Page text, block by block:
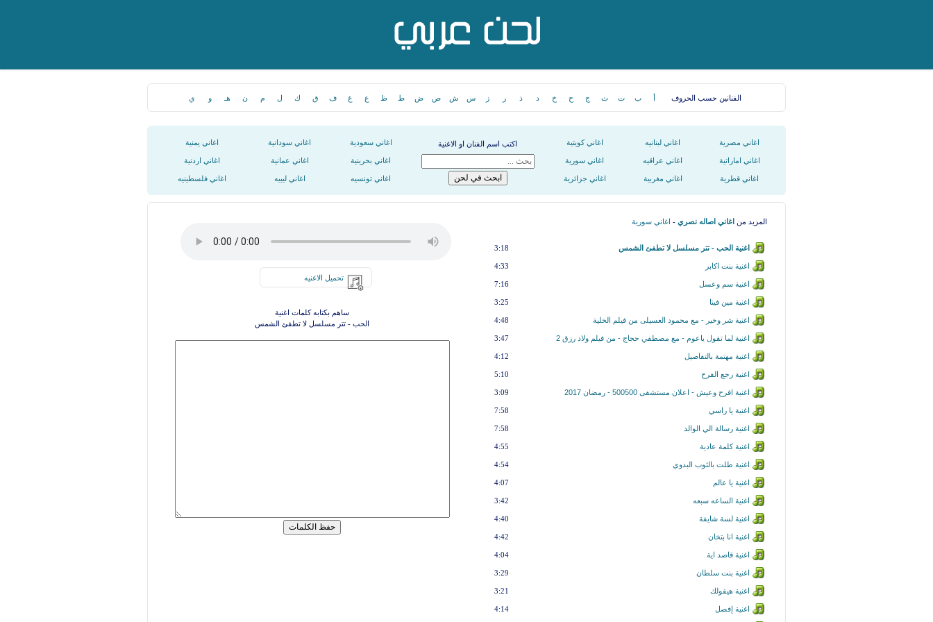
الفنانين حسب الحروف أ ب ت ث ج ح خ د ذ ر ز س ش ص ض ط ظ ع غ ف ق ك ل م ن هـ و ي
اغاني مصرية اغاني لبنانيه اغاني كويتية اكتب اسم الفنان او الاغنية اغاني سعودية اغاني سودانية اغاني يمنية
اغاني اماراتية اغاني عراقيه اغاني سورية اغاني بحرينية اغاني عمانية اغاني اردنية
اغاني قطرية اغاني مغربية اغاني جزائرية اغاني تونسيه اغاني ليبيه اغاني فلسطينيه
المزيد من اغاني اصاله نصري - اغاني سورية
اغنية الحب - تتر مسلسل لا تطفئ الشمس 3:18
اغنية بنت اكابر 4:33
اغنية سم وعسل 7:16
اغنية مين فينا 3:25
اغنية شر وخير - مع محمود العسيلى من فيلم الخلية 4:48
اغنية لما تقول ياعوم - مع مصطفي حجاج - من فيلم ولاد رزق 2 3:47
اغنية مهتمة بالتفاصيل 4:12
اغنية رجع الفرح 5:10
اغنية افرح وعيش - اعلان مستشفى 500500 - رمضان 2017 3:09
اغنية يا راسي 7:58
اغنية رسالة الي الوالد 7:58
اغنية كلمة عادية 4:55
اغنية طلت بالثوب البدوي 4:54
اغنية يا عالم 4:07
اغنية الساعه سبعه 3:42
اغنية لسة شايفة 4:40
اغنية انا بتخان 4:42
اغنية قاصد اية 4:04
اغنية بنت سلطان 3:29
اغنية هيقولك 3:21
اغنية إفصل 4:14
تحميل الاغنيه
ساهم بكتابه كلمات اغنية
الحب - تتر مسلسل لا تطفئ الشمس